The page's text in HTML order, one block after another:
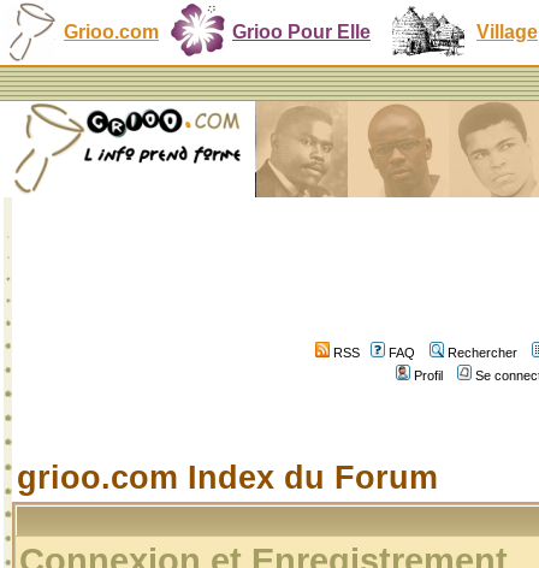
Grioo.com Grioo Pour Elle Village
RSS FAQ
Rechercher
Profil
Se
grioo.com Index du Forum